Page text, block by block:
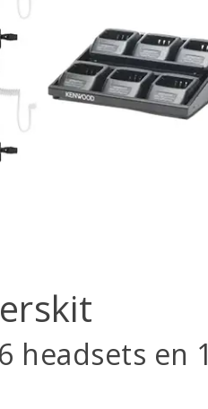
headsets en 1